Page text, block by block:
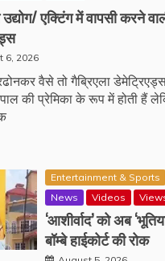
एक्टिंग में वापसी करने
6, 2026
वैसे तो गैब्रिएला
की प्रेमिका के रूप में होती हैं
Entertainment & Sports
News
Videos
‘आशीर्वाद’ को अब
बॉम्बे हाईकोर्ट की रोक